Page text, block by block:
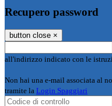
Recupero password
button close ×
all'indirizzo indicato con le
Non hai una e-mail associata al
tramite la Login Spaggiari